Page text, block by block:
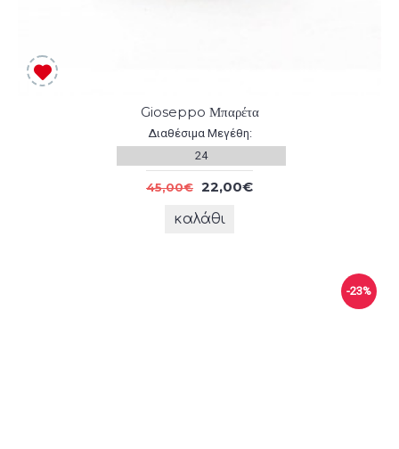
Gioseppo Μπαρέτα
Διαθέσιμα Μεγέθη:
24
45,00€ 22,00€
καλάθι
-23%